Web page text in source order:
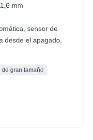
mm
sensor de
desde el apagado,
de gran tamaño